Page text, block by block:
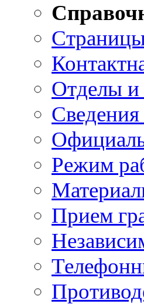
Отделы и
Сведения
Режим
Прием